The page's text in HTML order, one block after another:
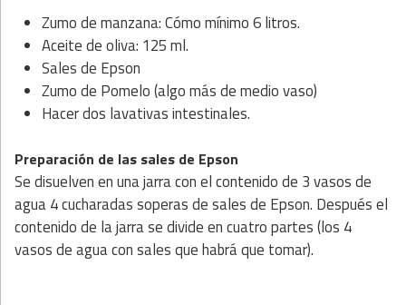
Zumo de manzana: Cómo mínimo 6 litros.
Aceite de oliva: 125 ml.
Sales de Epson
Zumo de Pomelo (algo más de medio vaso)
Hacer dos lavativas intestinales.
Preparación de las sales de Epson
Se disuelven en una jarra con el contenido de 3 vasos de
agua 4 cucharadas soperas de sales de Epson. Después el
contenido de la jarra se divide en cuatro partes (los 4
vasos de agua con sales que habrá que tomar).